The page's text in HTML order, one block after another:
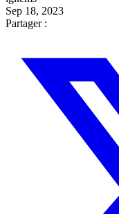
Sep 18, 2023
Partager :